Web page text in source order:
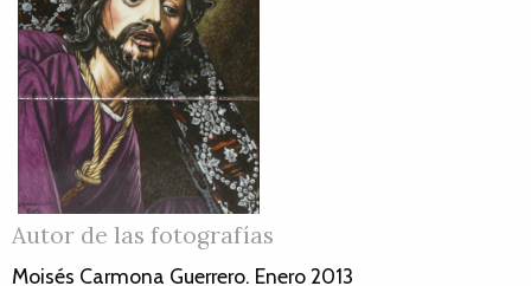
Autor de las fotografías
Moisés Carmona Guerrero. Enero 2013